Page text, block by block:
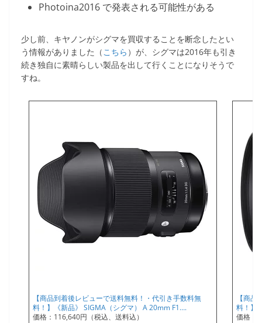
Photoina2016 で発表される可能性がある
少し前、キヤノンがシグマを買収することを断念したとい
う情報がありました（こちら ）が、シグマは2016年も引き
続き独自に素晴らしい製品を出して行くことになりそうで
すね。
【商品到着後レビューで送料無料！・代引き手数料無
料！】《新品》 SIGMA（シグマ） A 20mm F1….
価格：116,640円（税込、送料込）
【商
料！】
価格：